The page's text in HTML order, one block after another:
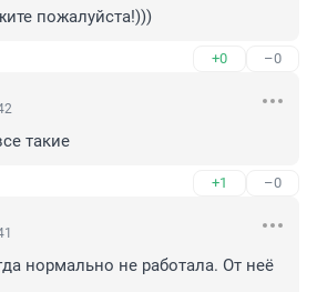
пожалуйста!)))
+0 –0
такие
+1 –0
нормально не работала. От неё